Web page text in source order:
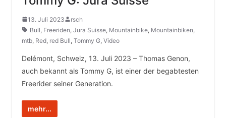
13. Juli 2023
rsch
Bull, Freeriden, Jura Suisse, Mountainbike, Mountainbiken,
mtb, Red, red Bull, Tommy G, Video
Delémont, Schweiz, 13. Juli 2023 – Thomas Genon,
auch bekannt als Tommy G, ist einer der begabtesten
Freerider seiner Generation.
mehr...